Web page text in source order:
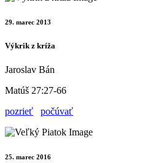
29. marec 2013
Výkrik z kríža
Jaroslav Bán
Matúš 27:27-66
pozrieť
počúvať
25. marec 2016